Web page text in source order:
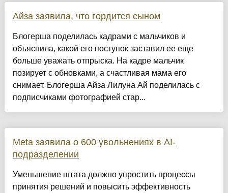
Айза заявила, что гордится сыном
Блогерша поделилась кадрами с мальчиков и
объяснила, какой его поступок заставил ее еще
больше уважать отпрыска. На кадре мальчик
позирует с обновками, а счастливая мама его
снимает. Блогерша Айза Лилуна Ай поделилась с
подписчиками фотографией стар...
Meta заявила о 600 увольнениях в AI-
подразделении
Уменьшение штата должно упростить процессы
принятия решений и повысить эффективность